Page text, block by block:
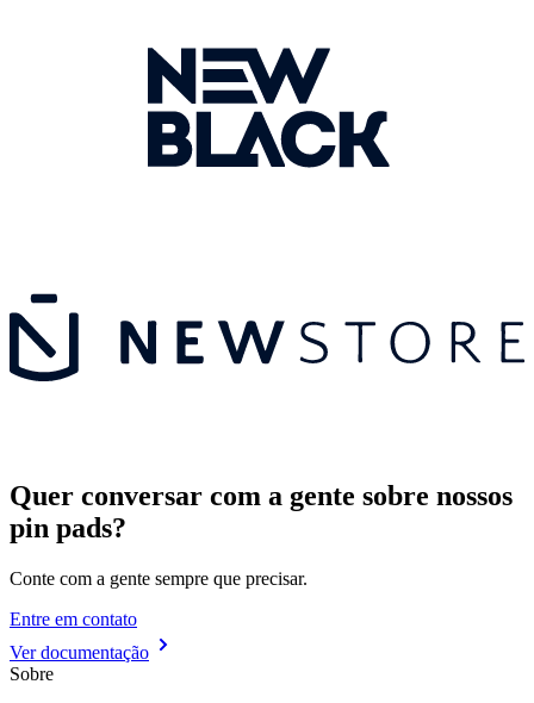
Quer conversar com a gente sobre nossos
pin pads?
Conte com a gente sempre que precisar.
Entre em contato
Ver documentação
Sobre